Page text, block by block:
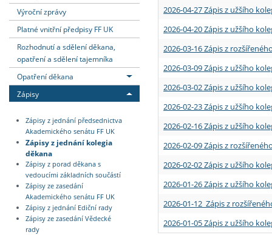
Absolventi fakulty
Vyjíždějící zaměstnanci
Výroční zprávy
Platné vnitřní předpisy FF UK
Rozhodnutí a sdělení děkana,
opatření a sdělení tajemníka
Opatření děkana
Zápisy
Zápisy z jednání předsednictva
Akademického senátu FF UK
Zápisy z jednání kolegia
děkana
Zápisy z porad děkana s
vedoucími základních součástí
Zápisy ze zasedání
Akademického senátu FF UK
Zápisy z jednání Ediční rady
Zápisy ze zasedání Vědecké
rady
2026-04-27 Zápis z užšího
2026-04-20 Zápis z užšího
2026-03-16 Zápis z
2026-03-09 Zápis z užšího
2026-03-02 Zápis z užšího
2026-02-23 Zápis z užšího
2026-02-16 Zápis z užšího
2026-02-09 Zápis z
2026-02-02 Zápis z užšího
2026-01-26 Zápis z užšího
2026-01-12 Zápis z
2026-01-05 Zápis z užšího